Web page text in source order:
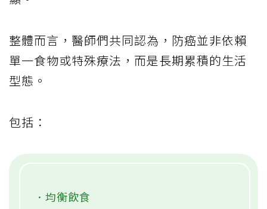
整體而言，醫師們共同認為，防癌並非依賴
單一食物或特殊療法，而是長期累積的生活
型態。
包括：
．均衡飲食